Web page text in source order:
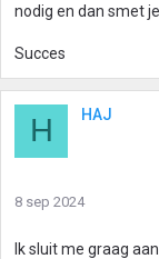
nodig en dan smet
Succes
H HAJ
8 sep 2024
Ik sluit me graag